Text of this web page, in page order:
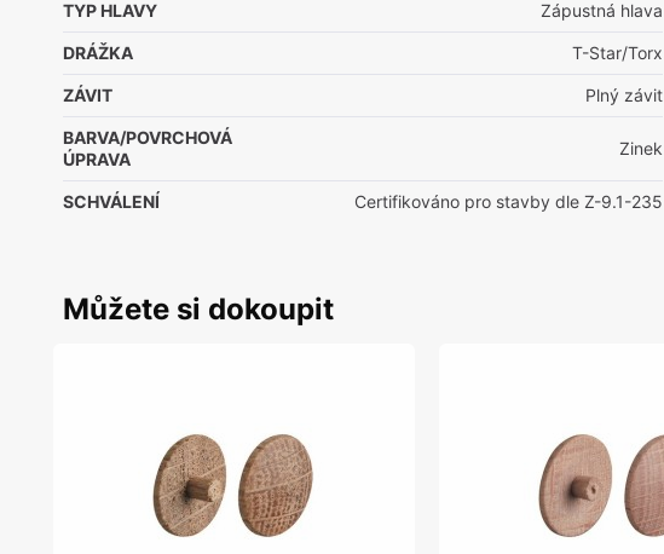
TYP HLAVY Zápustná hlava
DRÁŽKA T-Star/Torx
ZÁVIT Plný závit
BARVA/POVRCHOVÁ
ÚPRAVA
Zinek
SCHVÁLENÍ Certifikováno pro stavby dle Z-9.1-235
Můžete si dokoupit